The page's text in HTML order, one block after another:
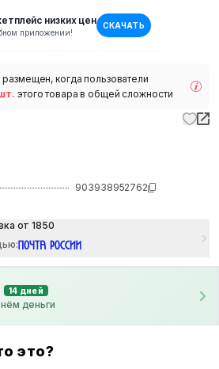
низких цен
приложении!
СКАЧАТЬ
размещен, когда пользователи
этого товара в общей сложности
903938952762
от 1850
:
14 дней
деньги
это?